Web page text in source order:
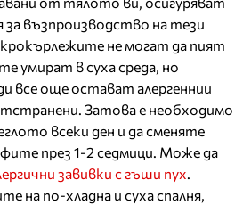
за възпроизводство на тези
не могат да пият
умират в суха среда, но
все още остават алергеннии
Затова е необходимо
всеки ден и да сменяте
през 1-2 седмици. Може да
завивки с гъши пух.
на по-хладна и суха спалня,